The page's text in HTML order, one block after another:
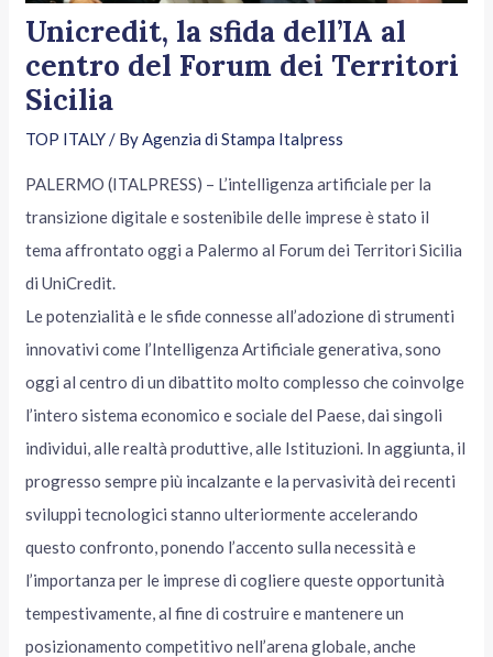
Unicredit, la sfida dell’IA al
centro del Forum dei Territori
Sicilia
TOP ITALY / By Agenzia di Stampa Italpress
PALERMO (ITALPRESS) – L’intelligenza artificiale per la
transizione digitale e sostenibile delle imprese è stato il
tema affrontato oggi a Palermo al Forum dei Territori Sicilia
di UniCredit.
Le potenzialità e le sfide connesse all’adozione di strumenti
innovativi come l’Intelligenza Artificiale generativa, sono
oggi al centro di un dibattito molto complesso che coinvolge
l’intero sistema economico e sociale del Paese, dai singoli
individui, alle realtà produttive, alle Istituzioni. In aggiunta, il
progresso sempre più incalzante e la pervasività dei recenti
sviluppi tecnologici stanno ulteriormente accelerando
questo confronto, ponendo l’accento sulla necessità e
l’importanza per le imprese di cogliere queste opportunità
tempestivamente, al fine di costruire e mantenere un
posizionamento competitivo nell’arena globale, anche